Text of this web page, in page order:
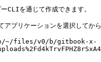
CLIを通じて作成できます。
アプリケーションを選択し
~/files/v0/b/gitbook-x-